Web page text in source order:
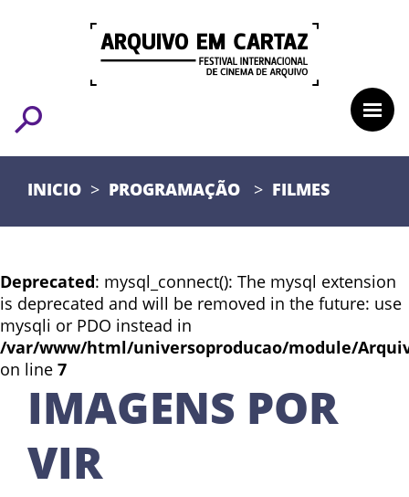
INICIO PROGRAMAÇÃO FILMES
Deprecated: mysql_connect(): The mysql extension
is deprecated and will be removed in the future: use
mysqli or PDO instead in
/var/www/html/universoproducao/module/
on line 7
IMAGENS POR
VIR